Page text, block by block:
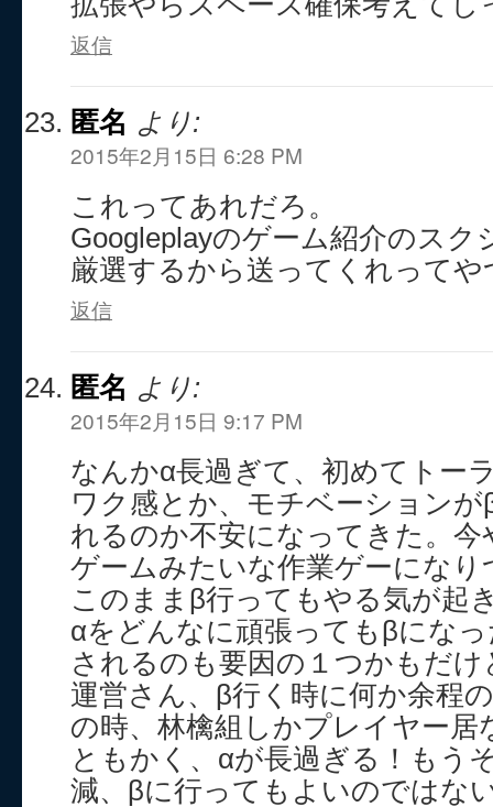
返信
匿名 より:
2015年2月15日 6:28 PM
これってあれだろ。
Googleplayのゲーム紹介のスク
厳選するから送ってくれってや
返信
匿名 より:
2015年2月15日 9:17 PM
なんかα長過ぎて、初めてトー
ワク感とか、モチベーション
れるのか不安になってきた。
ゲームみたいな作業ゲーにな
このままβ行ってもやる気が起
αをどんなに頑張ってもβにな
されるのも要因の１つかもだけ
運営さん、β行く時に何か余程
の時、林檎組しかプレイヤー居
ともかく、αが長過ぎる！もう
減、βに行ってもよいのではな